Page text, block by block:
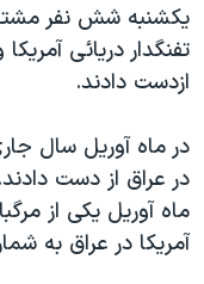
يکشنبه شش نفر
تفنگدار دريائی
ازدست دادند.
ماه آوريل يکی از
آمريکا در عراق به